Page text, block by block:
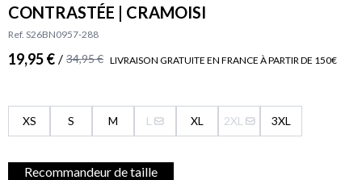
CONTRASTÉE | CRAMOISI
Ref. S26BN0957-288
19,95 € / 34,95 € LIVRAISON GRATUITE EN FRANCE À PARTIR DE 150€
XS S M L XL 2XL 3XL
Recommandeur de taille